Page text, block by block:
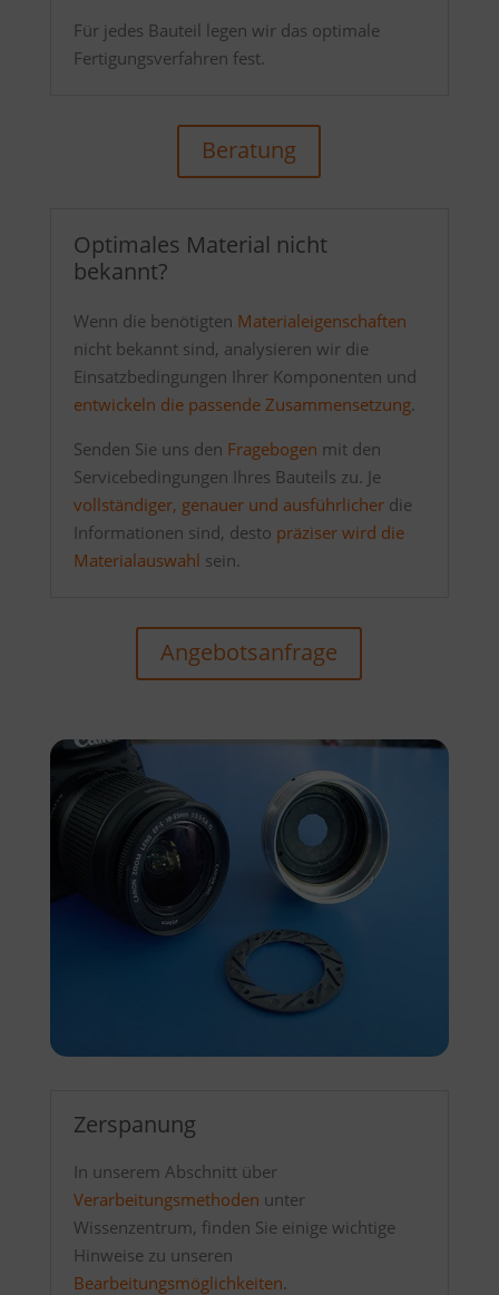
Für jedes Bauteil legen wir das optimale
Fertigungsverfahren fest.
Beratung
Optimales Material nicht
bekannt?
Wenn die benötigten Materialeigenschaften
nicht bekannt sind, analysieren wir die
Einsatzbedingungen Ihrer Komponenten und
entwickeln die passende Zusammensetzung.
Senden Sie uns den Fragebogen mit den
Servicebedingungen Ihres Bauteils zu. Je
vollständiger, genauer und ausführlicherdie
Informationen sind, desto präziser wird die
Materialauswahl sein.
Angebotsanfrage
Zerspanung
In unserem Abschnitt über
Verarbeitungsmethoden unter
Wissenzentrum, finden Sie einige wichtige
Hinweise zu unseren
Bearbeitungsmöglichkeiten.